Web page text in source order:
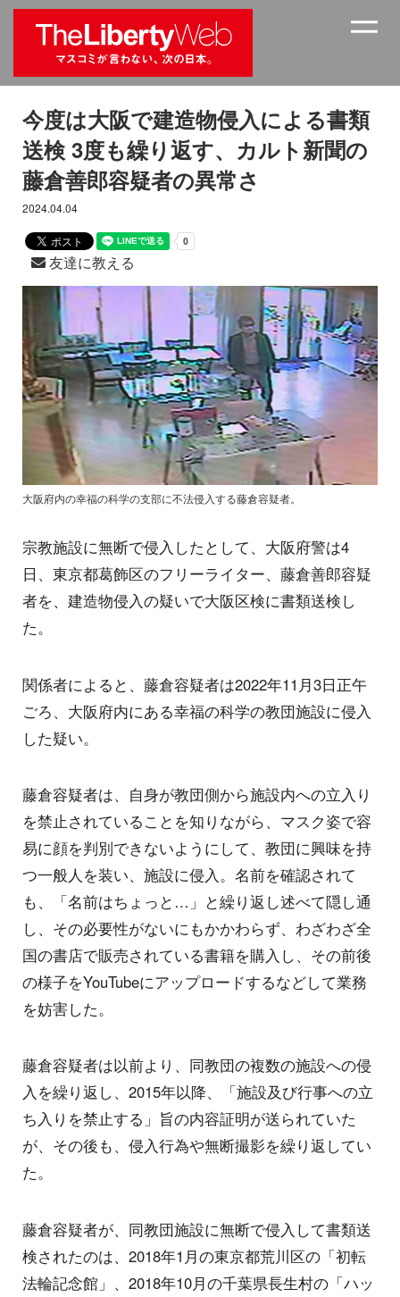
今度は大阪で建造物侵入による書類
送検 3度も繰り返す、カルト新聞の
藤倉善郎容疑者の異常さ
2024.04.04
友達に教える
大阪府内の幸福の科学の支部に不法侵入する藤倉容疑者。
宗教施設に無断で侵入したとして、大阪府警は4
日、東京都葛飾区のフリーライター、藤倉善郎容疑
者を、建造物侵入の疑いで大阪区検に書類送検し
た。
関係者によると、藤倉容疑者は2022年11月3日正午
ごろ、大阪府内にある幸福の科学の教団施設に侵入
した疑い。
藤倉容疑者は、自身が教団側から施設内への立入り
を禁止されていることを知りながら、マスク姿で容
易に顔を判別できないようにして、教団に興味を持
つ一般人を装い、施設に侵入。名前を確認されて
も、「名前はちょっと…」と繰り返し述べて隠し通
し、その必要性がないにもかかわらず、わざわざ全
国の書店で販売されている書籍を購入し、その前後
の様子をYouTubeにアップロードするなどして業務
を妨害した。
藤倉容疑者は以前より、同教団の複数の施設への侵
入を繰り返し、2015年以降、「施設及び行事への立
ち入りを禁止する」旨の内容証明が送られていた
が、その後も、侵入行為や無断撮影を繰り返してい
た。
藤倉容疑者が、同教団施設に無断で侵入して書類送
検されたのは、2018年1月の東京都荒川区の「初転
法輪記念館」、2018年10月の千葉県長生村の「ハッ